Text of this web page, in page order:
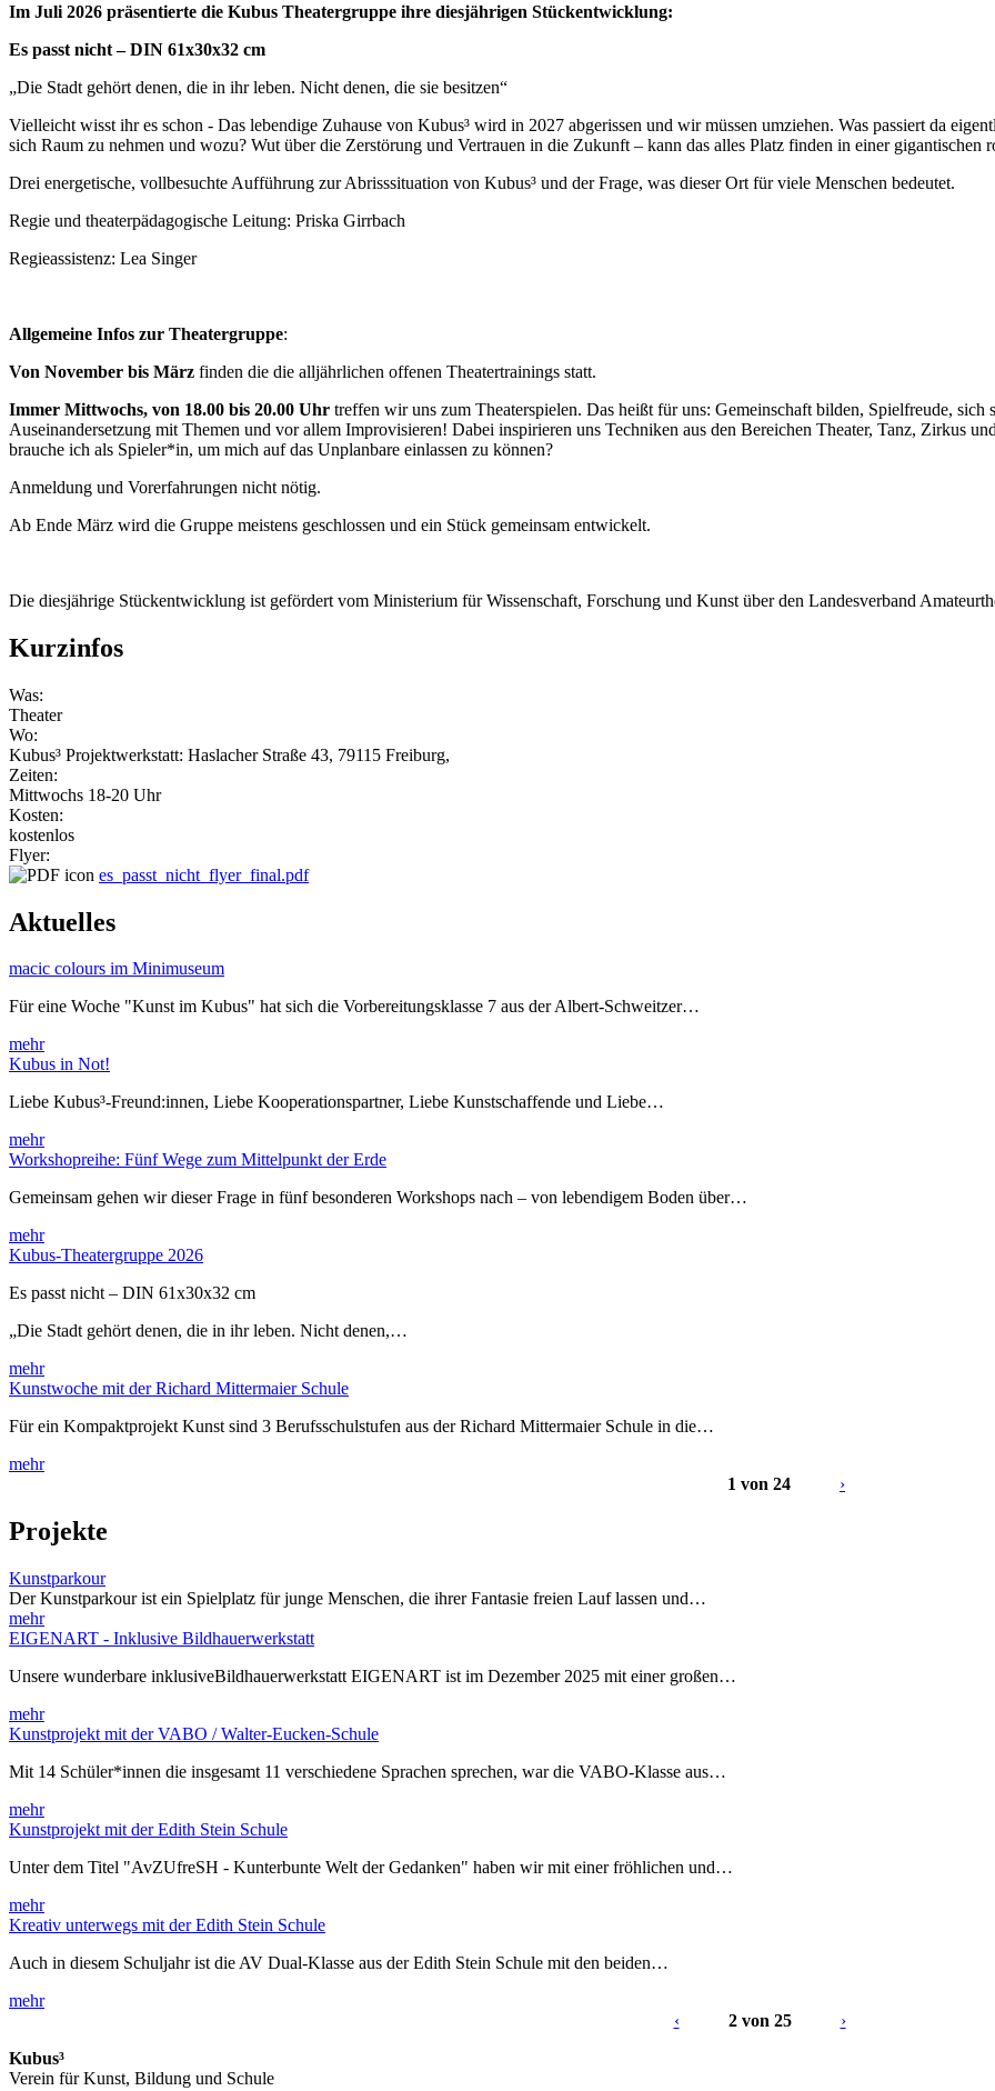
Im Juli 2026 präsentierte die Kubus Theatergruppe ihre diesjährigen Stückentwicklung:
Es passt nicht – DIN 61x30x32 cm
„Die Stadt gehört denen, die in ihr leben. Nicht denen, die sie besitzen“
Vielleicht wisst ihr es schon - Das lebendige Zuhause von Kubus³ wird in 2027 abgerissen und wir müssen umziehen. Was passiert da
sich Raum zu nehmen und wozu? Wut über die Zerstörung und Vertrauen in die Zukunft – kann das alles Platz finden in einer gigantischen
Drei energetische, vollbesuchte Aufführung zur Abrisssituation von Kubus³ und der Frage, was dieser Ort für viele Menschen bedeutet.
Regie und theaterpädagogische Leitung: Priska Girrbach
Regieassistenz: Lea Singer
Allgemeine Infos zur Theatergruppe:
Von November bis März finden die die alljährlichen offenen Theatertrainings statt.
Immer Mittwochs, von 18.00 bis 20.00 Uhr treffen wir uns zum Theaterspielen. Das heißt für uns: Gemeinschaft bilden, Spielfreude,
Auseinandersetzung mit Themen und vor allem Improvisieren! Dabei inspirieren uns Techniken aus den Bereichen Theater, Tanz, Zirkus
brauche ich als Spieler*in, um mich auf das Unplanbare einlassen zu können?
Anmeldung und Vorerfahrungen nicht nötig.
Ab Ende März wird die Gruppe meistens geschlossen und ein Stück gemeinsam entwickelt.
Die diesjährige Stückentwicklung ist gefördert vom Ministerium für Wissenschaft, Forschung und Kunst über den Landesverband
Kurzinfos
Was:
Theater
Wo:
Kubus³ Projektwerkstatt: Haslacher Straße 43, 79115 Freiburg,
Zeiten:
Mittwochs 18-20 Uhr
Kosten:
kostenlos
Flyer:
es_passt_nicht_flyer_final.pdf
Aktuelles
macic colours im Minimuseum
Für eine Woche "Kunst im Kubus" hat sich die Vorbereitungsklasse 7 aus der Albert-Schweitzer…
mehr
Kubus in Not!
Liebe Kubus³-Freund:innen, Liebe Kooperationspartner, Liebe Kunstschaffende und Liebe…
mehr
Workshopreihe: Fünf Wege zum Mittelpunkt der Erde
Gemeinsam gehen wir dieser Frage in fünf besonderen Workshops nach – von lebendigem Boden über…
mehr
Kubus-Theatergruppe 2026
Es passt nicht – DIN 61x30x32 cm
„Die Stadt gehört denen, die in ihr leben. Nicht denen,…
mehr
Kunstwoche mit der Richard Mittermaier Schule
Für ein Kompaktprojekt Kunst sind 3 Berufsschulstufen aus der Richard Mittermaier Schule in die…
mehr
1 von 24
›
Projekte
Kunstparkour
Der Kunstparkour ist ein Spielplatz für junge Menschen, die ihrer Fantasie freien Lauf lassen und…
mehr
EIGENART - Inklusive Bildhauerwerkstatt
Unsere wunderbare inklusiveBildhauerwerkstatt EIGENART ist im Dezember 2025 mit einer großen…
mehr
Kunstprojekt mit der VABO / Walter-Eucken-Schule
Mit 14 Schüler*innen die insgesamt 11 verschiedene Sprachen sprechen, war die VABO-Klasse aus…
mehr
Kunstprojekt mit der Edith Stein Schule
Unter dem Titel "AvZUfreSH - Kunterbunte Welt der Gedanken" haben wir mit einer fröhlichen und…
mehr
Kreativ unterwegs mit der Edith Stein Schule
Auch in diesem Schuljahr ist die AV Dual-Klasse aus der Edith Stein Schule mit den beiden…
mehr
‹
2 von 25
›
Kubus³
Verein für Kunst, Bildung und Schule